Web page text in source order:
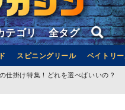
テゴリ 全タグ
スピニングリール ベイトリ
仕掛け特集！どれを選べばいいの？